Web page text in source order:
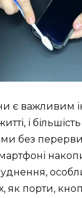
є важливим
і
без
як порти,